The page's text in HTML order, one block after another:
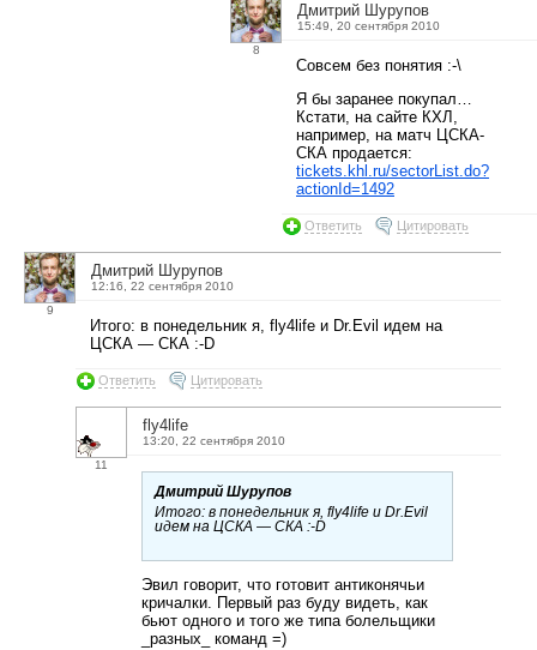
8
Дмитрий Шурупов
15:49, 20 сентября 2010
Совсем без понятия :-\
Я бы заранее покупал…
Кстати, на сайте КХЛ,
например, на матч ЦСКА-
СКА продается:
tickets.khl.ru/sectorList.do?
actionId=1492
Ответить Цитировать
9
Дмитрий Шурупов
12:16, 22 сентября 2010
Итого: в понедельник я, fly4life и Dr.Evil идем на
ЦСКА — СКА :-D
Ответить Цитировать
11
fly4life
13:20, 22 сентября 2010
Дмитрий Шурупов
Итого: в понедельник я, fly4life и Dr.Evil
идем на ЦСКА — СКА :-D
Эвил говорит, что готовит антиконячьи
кричалки. Первый раз буду видеть, как
бьют одного и того же типа болельщики
_разных_ команд =)